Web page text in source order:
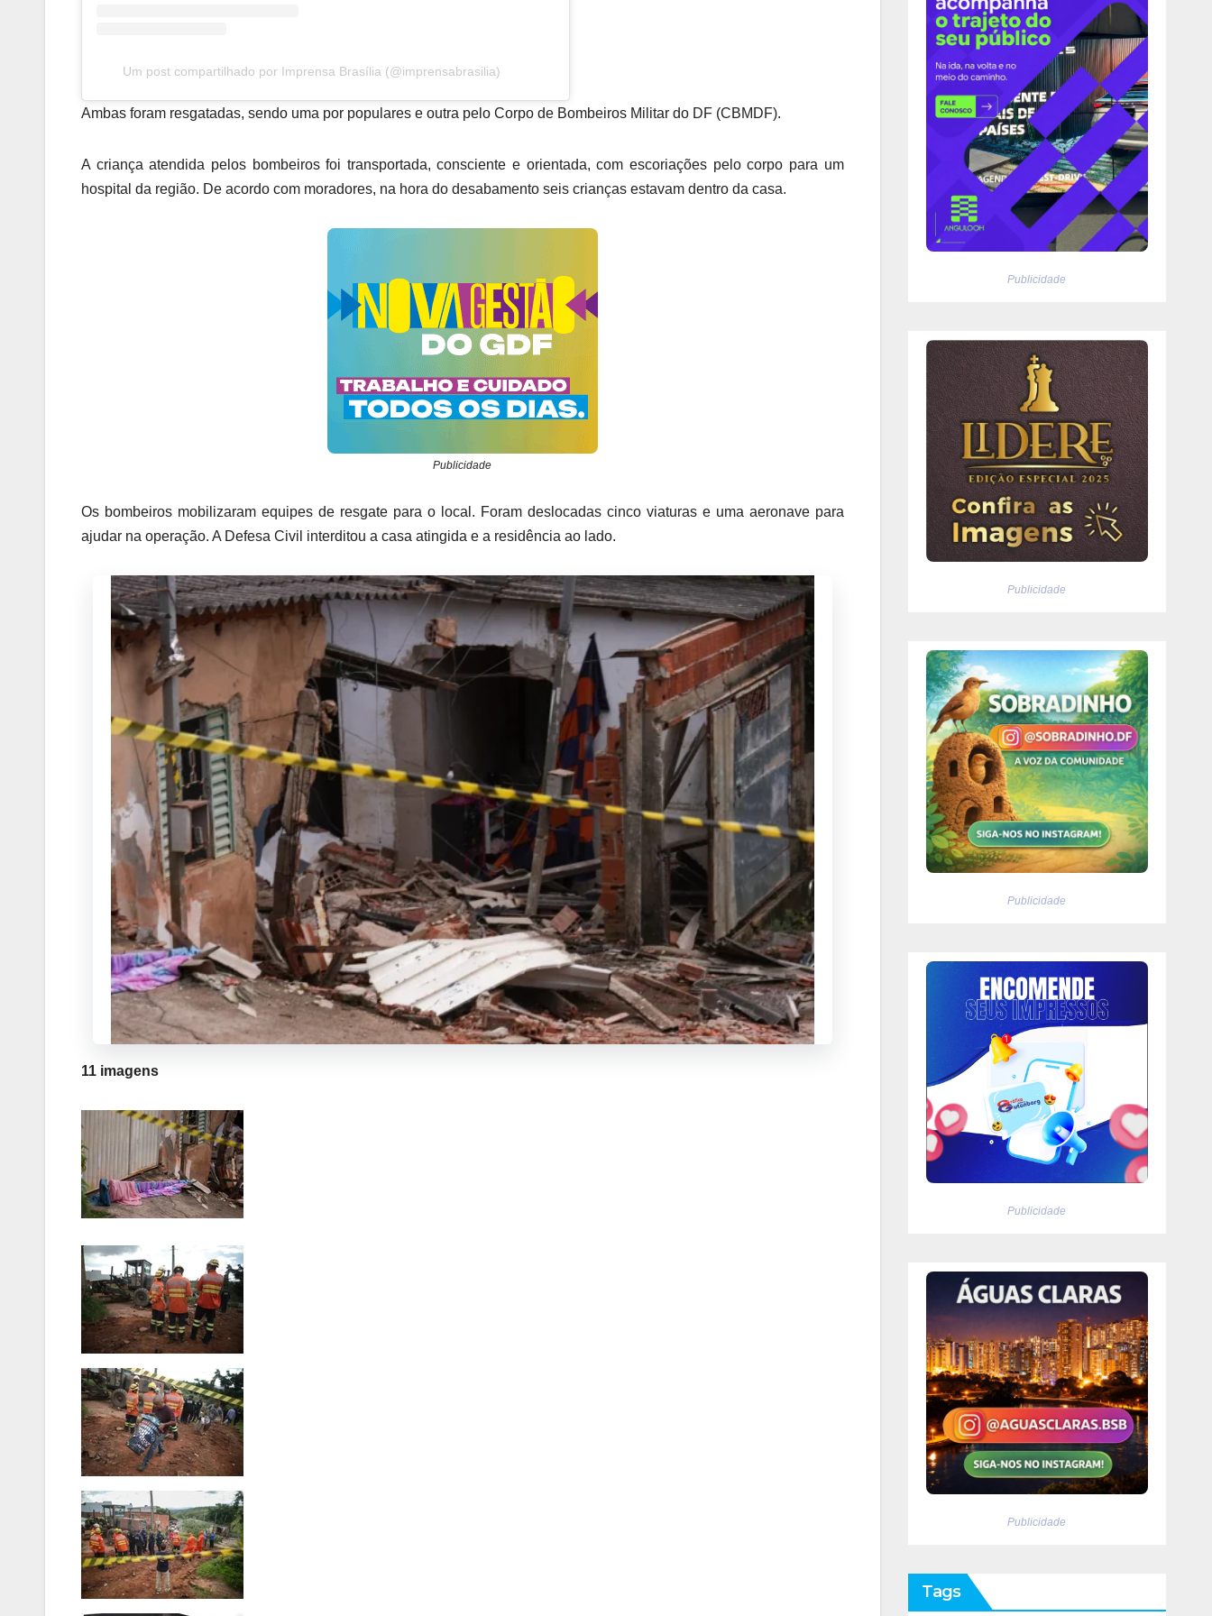
Um post compartilhado por Imprensa Brasília (@imprensabrasilia)
Ambas foram resgatadas, sendo uma por populares e outra pelo Corpo de Bombeiros Militar do DF (CBMDF).
A criança atendida pelos bombeiros foi transportada, consciente e orientada, com escoriações pelo corpo para um
hospital da região. De acordo com moradores, na hora do desabamento seis crianças estavam dentro da casa.
Publicidade
Os bombeiros mobilizaram equipes de resgate para o local. Foram deslocadas cinco viaturas e uma aeronave para
ajudar na operação. A Defesa Civil interditou a casa atingida e a residência ao lado.
11 imagens
Publicidade
Publicidade
Publicidade
Publicidade
Publicidade
Tags